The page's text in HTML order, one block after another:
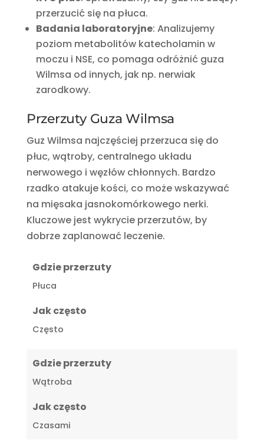
przerzucić się na płuca.
Badania laboratoryjne: Analizujemy
poziom metabolitów katecholamin w
moczu i NSE, co pomaga odróżnić guza
Wilmsa od innych, jak np. nerwiak
zarodkowy.
Przerzuty Guza Wilmsa
Guz Wilmsa najczęściej przerzuca się do
płuc, wątroby, centralnego układu
nerwowego i węzłów chłonnych. Bardzo
rzadko atakuje kości, co może wskazywać
na mięsaka jasnokomórkowego nerki.
Kluczowe jest wykrycie przerzutów, by
dobrze zaplanować leczenie.
Gdzie przerzuty
Płuca
Jak często
Często
Gdzie przerzuty
Wątroba
Jak często
Czasami